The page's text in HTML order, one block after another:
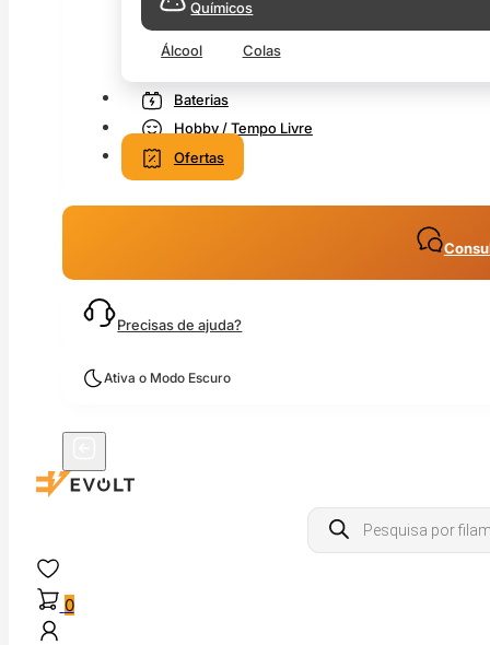
Químicos
Álcool Colas
Baterias
Hobby / Tempo Livre
Ofertas
Precisas de ajuda?
Ativa o Modo Escuro
Products
search
0